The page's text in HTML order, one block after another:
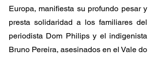
Europa, manifiesta su profundo pesar y
presta solidaridad a los familiares del
periodista Dom Philips y el indigenista
Bruno Pereira, asesinados en el Vale do